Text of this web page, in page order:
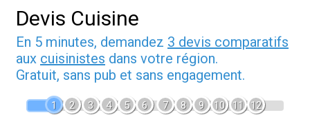
Devis Cuisine
En 5 minutes, demandez 3 devis comparatifs
aux cuisinistes dans votre région.
Gratuit, sans pub et sans engagement.
1 2 3 4 5 6 7 8 9 10 11 12